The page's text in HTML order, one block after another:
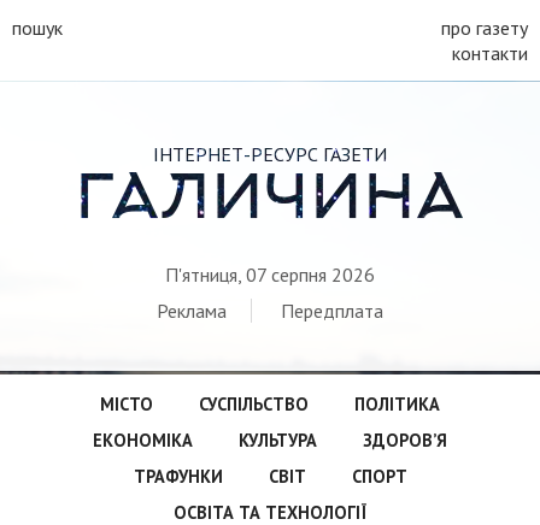
пошук
про газету
контакти
ІНТЕРНЕТ-РЕСУРС ГАЗЕТИ
ГАЛИЧИНА
П'ятниця, 07 серпня 2026
Реклама
Передплата
МІСТО СУСПІЛЬСТВО
ПОЛІТИКА
ЕКОНОМІКА
КУЛЬТУРА
ЗДОРОВ’Я
ТРАФУНКИ
СВІТ
СПОРТ
ОСВІТА ТА ТЕХНОЛОГІЇ